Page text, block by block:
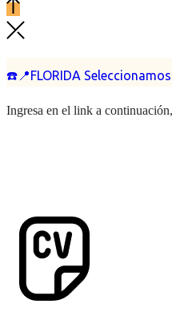
☎️📍FLORIDA
Ingresa en el link a